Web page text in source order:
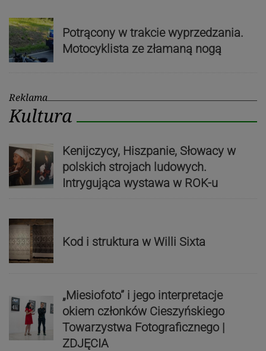
Potrącony w trakcie wyprzedzania.
Motocyklista ze złamaną nogą
Reklama
Kultura
Kenijczycy, Hiszpanie, Słowacy w
polskich strojach ludowych.
Intrygująca wystawa w ROK-u
Kod i struktura w Willi Sixta
„Miesiofoto” i jego interpretacje
okiem członków Cieszyńskiego
Towarzystwa Fotograficznego |
ZDJĘCIA